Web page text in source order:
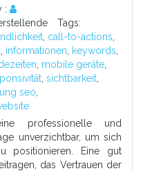
:
Tags:
call-to-actions
informationen keywords
mobile geräte
sichtbarkeit
seo
professionelle und
unverzichtbar, um sich
positionieren. Eine gut
das Vertrauen der